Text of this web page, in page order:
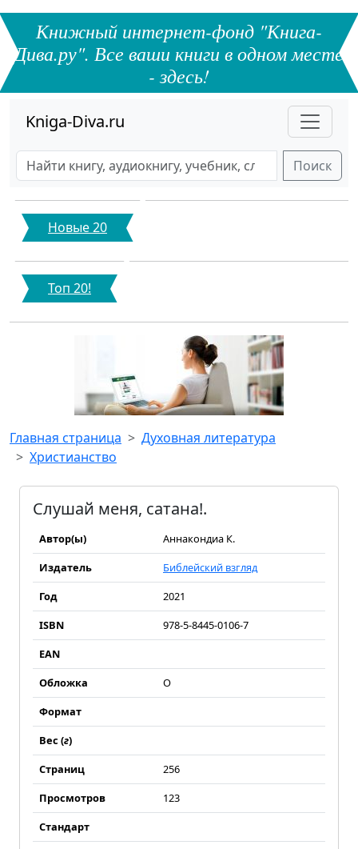
Книжный интернет-фонд "Книга-
Дива.ру". Все ваши книги в одном месте
- здесь!
Kniga-Diva.ru
Поиск
Новые 20
Топ 20!
Главная страница
Духовная литература
Христианство
Слушай меня, сатана!.
Автор(ы)
Аннакондиа К.
Издатель
Библейский взгляд
Год
2021
ISBN
978-5-8445-0106-7
EAN
Обложка
О
Формат
Вес (г)
Страниц
256
Просмотров
123
Стандарт